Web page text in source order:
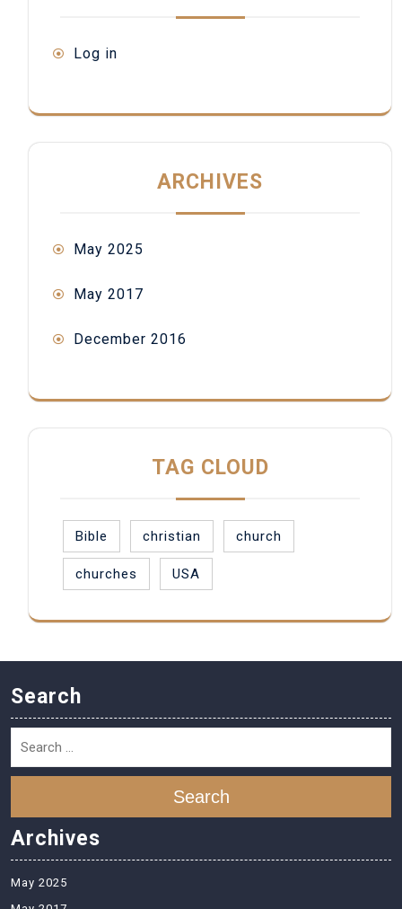
Log in
ARCHIVES
May 2025
May 2017
December 2016
TAG CLOUD
Bible christian church
churches USA
Search
Search
Archives
May 2025